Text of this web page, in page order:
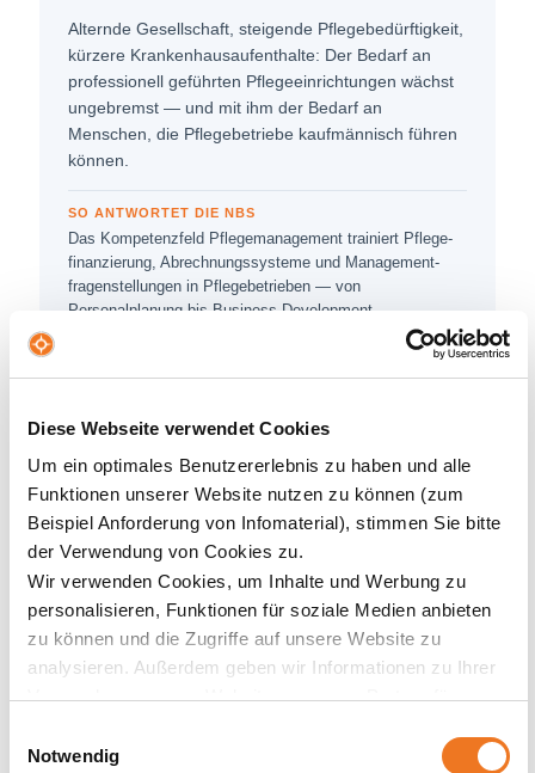
Diese Webseite verwendet Cookies
Um ein optimales Benutzererlebnis zu haben und alle
Funktionen unserer Website nutzen zu können (zum
Beispiel Anforderung von Infomaterial), stimmen Sie bitte
der Verwendung von Cookies zu.
Wir verwenden Cookies, um Inhalte und Werbung zu
personalisieren, Funktionen für soziale Medien anbieten
zu können und die Zugriffe auf unsere Website zu
analysieren. Außerdem geben wir Informationen zu Ihrer
Verwendung unserer Website an unsere Partner für
Partner führen diese Informationen möglicherweise mit
Notwendig
Alternde Gesellschaft, steigende Pflegebedürftigkeit,
kürzere Krankenhaus­aufenthalte: Der Bedarf an
professionell geführten Pflege­einrichtungen wächst
ungebremst — und mit ihm der Bedarf an
Menschen, die Pflege­betriebe kaufmännisch führen
können.
SO ANTWORTET DIE NBS
Das Kompetenzfeld Pflege­management trainiert Pflege­
finanzierung, Abrechnungs­systeme und Management­
fragen­stellungen in Pflege­betrieben — von
Personalplanung bis Business Development.
Reformdruck macht
kaufmännisches Know-how
unverzichtbar
Krankenhaus­reform, DRG-System, Pflege­
versicherungsreform, Investitions­stau: Gesundheits­
einrichtungen stehen unter massivem
wirtschaftlichem Druck. Wer die Branche führen will,
Versorgungsstruktur nicht nur kennen, sondern
SO ANTWORTET DIE NBS